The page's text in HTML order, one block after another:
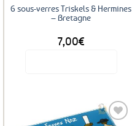
6 sous-verres Triskels & Hermines
– Bretagne
7,00€